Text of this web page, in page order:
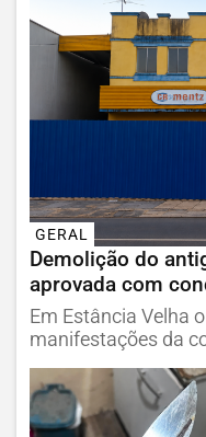
GERAL
Demolição do
aprovada com
Em Estância Velha
manifestações da